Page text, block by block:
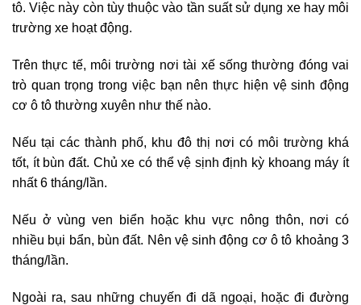
tô. Việc này còn tùy thuộc vào tần suất sử dụng xe hay môi
trường xe hoạt động.
Trên thực tế, môi trường nơi tài xế sống thường đóng vai
trò quan trọng trong việc bạn nên thực hiện vệ sinh động
cơ ô tô thường xuyên như thế nào.
Nếu tại các thành phố, khu đô thị nơi có môi trường khá
tốt, ít bùn đất. Chủ xe có thể vệ sịnh định kỳ khoang máy ít
nhất 6 tháng/lần.
Nếu ở vùng ven biển hoặc khu vực nông thôn, nơi có
nhiều bụi bẩn, bùn đất. Nên vệ sinh động cơ ô tô khoảng 3
tháng/lần.
Ngoài ra, sau những chuyến đi dã ngoại, hoặc đi đường